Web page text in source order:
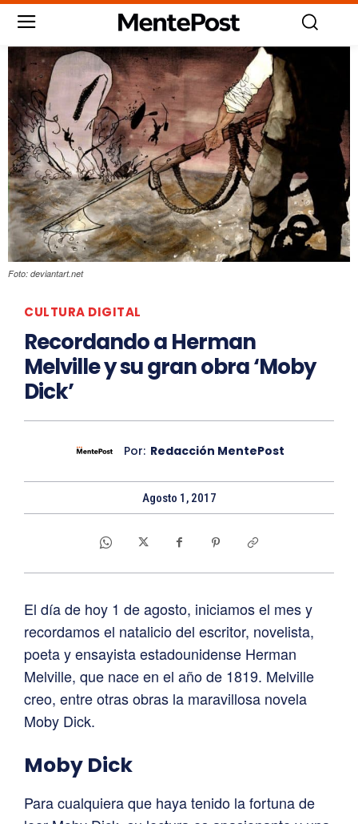
Foto: deviantart.net
CULTURA DIGITAL
Recordando a Herman
Melville y su gran obra ‘Moby
Dick’
Por: Redacción MentePost
Agosto 1, 2017
El día de hoy 1 de agosto, iniciamos el mes y
recordamos el natalicio del escritor, novelista,
poeta y ensayista estadounidense Herman
Melville, que nace en el año de 1819. Melville
creo, entre otras obras la maravillosa novela
Moby Dick.
Moby Dick
Para cualquiera que haya tenido la fortuna de